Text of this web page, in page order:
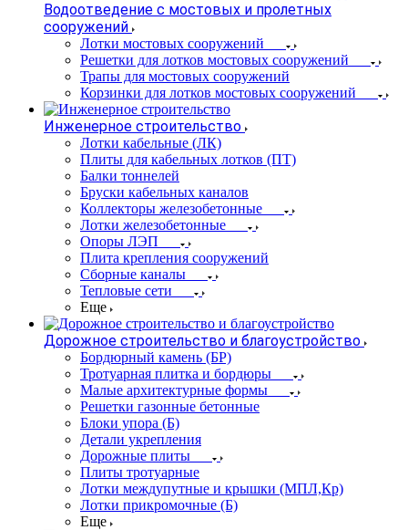
Водоотведение с мостовых и пролетных
сооружений
Лотки мостовых сооружений
Решетки для лотков мостовых сооружений
Трапы для мостовых сооружений
Корзинки для лотков мостовых сооружений
Инженерное строительство
Лотки кабельные (ЛК)
Плиты для кабельных лотков (ПТ)
Балки тоннелей
Бруски кабельных каналов
Коллекторы железобетонные
Лотки железобетонные
Опоры ЛЭП
Плита крепления сооружений
Сборные каналы
Тепловые сети
Еще
Дорожное строительство и благоустройство
Бордюрный камень (БР)
Тротуарная плитка и бордюры
Малые архитектурные формы
Решетки газонные бетонные
Блоки упора (Б)
Детали укрепления
Дорожные плиты
Плиты тротуарные
Лотки междупутные и крышки (МПЛ,Кр)
Лотки прикромочные (Б)
Еще